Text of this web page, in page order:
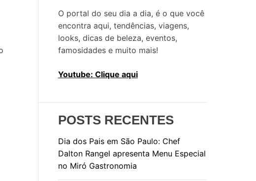
r
o
r
O portal do seu dia a dia, é o que você
encontra aqui, tendências, viagens,
looks, dicas de beleza, eventos,
famosidades e muito mais!
Youtube: Clique aqui
POSTS RECENTES
Dia dos Pais em São Paulo: Chef
Dalton Rangel apresenta Menu Especial
no Miró Gastronomia